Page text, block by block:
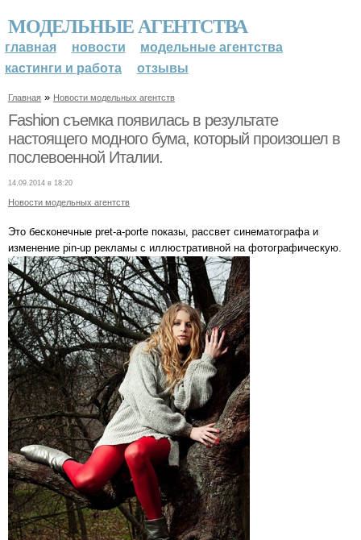
МОДЕЛЬНЫЕ АГЕНТСТВА
главная новости
модельные агентства
кастинги и работа
отзывы
Главная » Новости модельных агентств
Fashion съемка появилась в результате
настоящего модного бума, который произошел в
послевоенной Италии.
14.09.2014 в 18:20
Новости модельных агентств
Это бесконечные рret-а-рortе показы, рассвет синематографа и
изменение рin-uр рекламы с иллюстративной на фотографическую.